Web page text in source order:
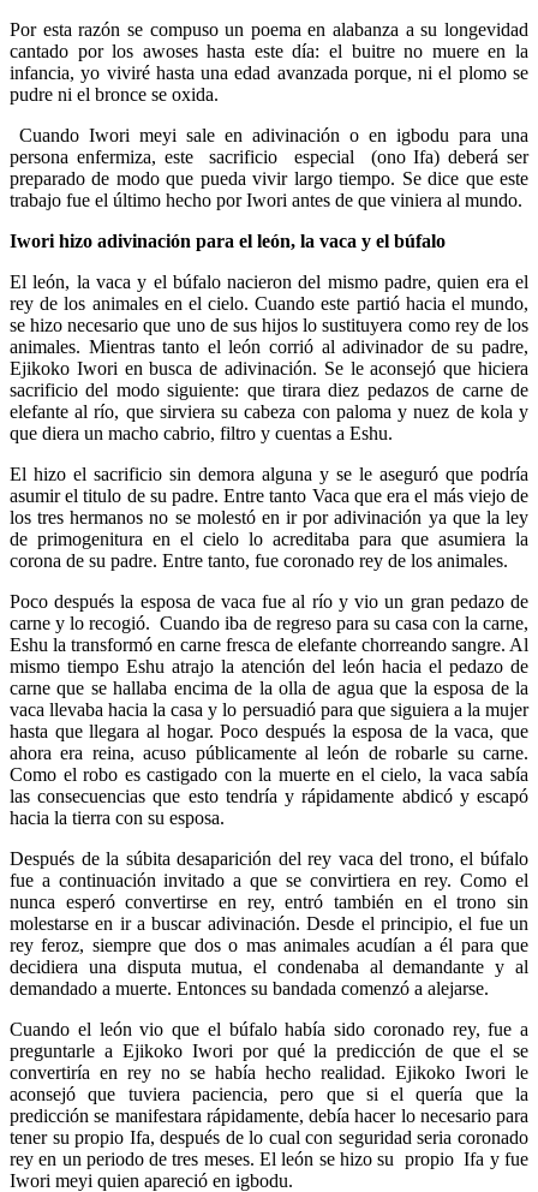
Por esta razón se compuso un poema en alabanza a su longevidad
cantado por los awoses hasta este día: el buitre no muere en la
infancia, yo viviré hasta una edad avanzada porque, ni el plomo se
pudre ni el bronce se oxida.
Cuando Iwori meyi sale en adivinación o en igbodu para una
persona enfermiza, este sacrificio especial (ono Ifa) deberá ser
preparado de modo que pueda vivir largo tiempo. Se dice que este
trabajo fue el último hecho por Iwori antes de que viniera al mundo.
Iwori hizo adivinación para el león, la vaca y el búfalo
El león, la vaca y el búfalo nacieron del mismo padre, quien era el
rey de los animales en el cielo. Cuando este partió hacia el mundo,
se hizo necesario que uno de sus hijos lo sustituyera como rey de los
animales. Mientras tanto el león corrió al adivinador de su padre,
Ejikoko Iwori en busca de adivinación. Se le aconsejó que hiciera
sacrificio del modo siguiente: que tirara diez pedazos de carne de
elefante al río, que sirviera su cabeza con paloma y nuez de kola y
que diera un macho cabrio, filtro y cuentas a Eshu.
El hizo el sacrificio sin demora alguna y se le aseguró que podría
asumir el titulo de su padre. Entre tanto Vaca que era el más viejo de
los tres hermanos no se molestó en ir por adivinación ya que la ley
de primogenitura en el cielo lo acreditaba para que asumiera la
corona de su padre. Entre tanto, fue coronado rey de los animales.
Poco después la esposa de vaca fue al río y vio un gran pedazo de
carne y lo recogió. Cuando iba de regreso para su casa con la carne,
Eshu la transformó en carne fresca de elefante chorreando sangre. Al
mismo tiempo Eshu atrajo la atención del león hacia el pedazo de
carne que se hallaba encima de la olla de agua que la esposa de la
vaca llevaba hacia la casa y lo persuadió para que siguiera a la mujer
hasta que llegara al hogar. Poco después la esposa de la vaca, que
ahora era reina, acuso públicamente al león de robarle su carne.
Como el robo es castigado con la muerte en el cielo, la vaca sabía
las consecuencias que esto tendría y rápidamente abdicó y escapó
hacia la tierra con su esposa.
Después de la súbita desaparición del rey vaca del trono, el búfalo
fue a continuación invitado a que se convirtiera en rey. Como el
nunca esperó convertirse en rey, entró también en el trono sin
molestarse en ir a buscar adivinación. Desde el principio, el fue un
rey feroz, siempre que dos o mas animales acudían a él para que
decidiera una disputa mutua, el condenaba al demandante y al
demandado a muerte. Entonces su bandada comenzó a alejarse.
Cuando el león vio que el búfalo había sido coronado rey, fue a
preguntarle a Ejikoko Iwori por qué la predicción de que el se
convertiría en rey no se había hecho realidad. Ejikoko Iwori le
aconsejó que tuviera paciencia, pero que si el quería que la
predicción se manifestara rápidamente, debía hacer lo necesario para
tener su propio Ifa, después de lo cual con seguridad seria coronado
rey en un periodo de tres meses. El león se hizo su propio Ifa y fue
Iwori meyi quien apareció en igbodu.